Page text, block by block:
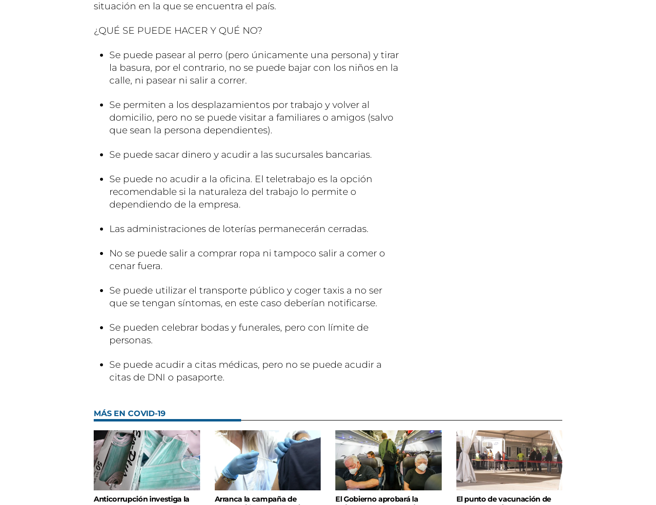
situación en la que se encuentra el país.
¿QUÉ SE PUEDE HACER Y QUÉ NO?
Se puede pasear al perro (pero únicamente una persona) y tirar
la basura, por el contrario, no se puede bajar con los niños en la
calle, ni pasear ni salir a correr.
Se permiten a los desplazamientos por trabajo y volver al
domicilio, pero no se puede visitar a familiares o amigos (salvo
que sean la persona dependientes).
Se puede sacar dinero y acudir a las sucursales bancarias.
Se puede no acudir a la oficina. El teletrabajo es la opción
recomendable si la naturaleza del trabajo lo permite o
dependiendo de la empresa.
Las administraciones de loterías permanecerán cerradas.
No se puede salir a comprar ropa ni tampoco salir a comer o
cenar fuera.
Se puede utilizar el transporte público y coger taxis a no ser
que se tengan síntomas, en este caso deberían notificarse.
Se pueden celebrar bodas y funerales, pero con límite de
personas.
Se puede acudir a citas médicas, pero no se puede acudir a
citas de DNI o pasaporte.
MÁS EN COVID-19
Anticorrupción investiga la
Arranca la campaña de
El Gobierno aprobará la
El punto de vacunación de